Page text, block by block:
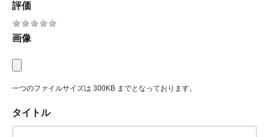
評価
画像
一つのファイルサイズは 300KB までとなっております。
タイトル